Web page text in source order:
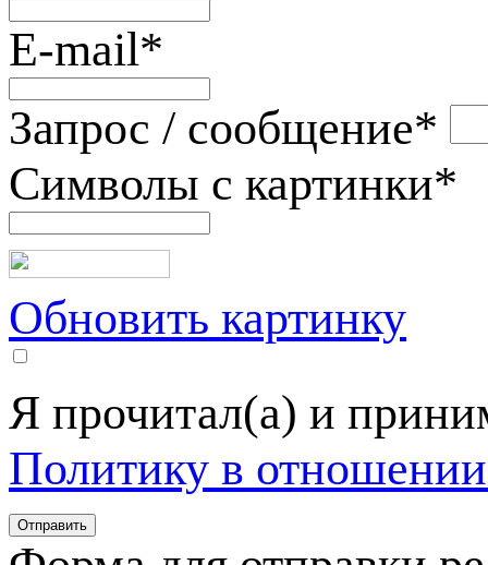
E-mail*
Запрос / сообщение*
Символы с картинки*
Обновить картинку
Я прочитал(а) и
Политику в